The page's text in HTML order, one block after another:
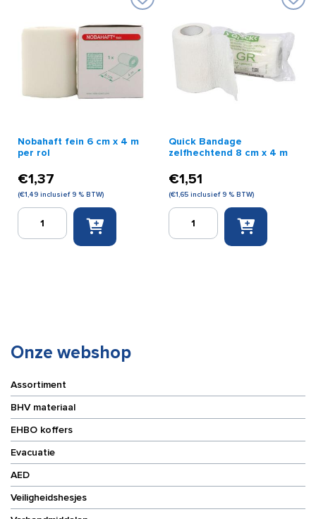
Nobahaft fein 6 cm x 4 m
per rol
€1,37
(€1,49 inclusief 9 % BTW)
Nobahaft
aantal
Quick Bandage
zelfhechtend 8 cm x 4 m
€1,51
(€1,65 inclusief 9 % BTW)
Quick
Bandage
zelfhechtend
Onze webshop
Assortiment
BHV materiaal
EHBO koffers
Evacuatie
AED
Veiligheidshesjes